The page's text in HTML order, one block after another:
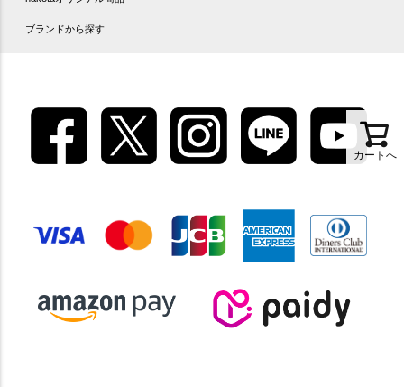
カートへ
ブランドから探す